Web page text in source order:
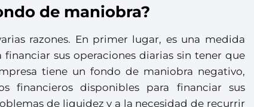
de maniobra?
razones. En primer lugar, es una medida
sus operaciones diarias sin tener que
tiene un fondo de maniobra negativo,
financieros disponibles para financiar sus
de liquidez y a la necesidad de recurrir